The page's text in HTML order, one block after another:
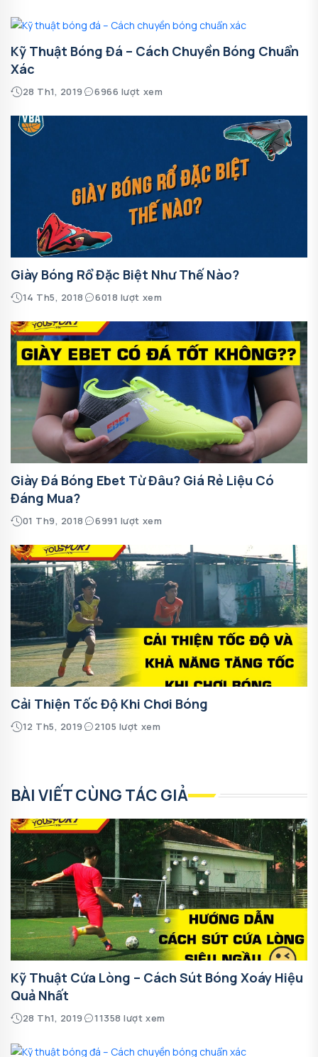
Kỹ Thuật Bóng Đá – Cách Chuyền Bóng Chuẩn
Xác
28 Th1, 2019 6966 lượt xem
Giày Bóng Rổ Đặc Biệt Như Thế Nào?
14 Th5, 2018 6018 lượt xem
Giày Đá Bóng Ebet Từ Đâu? Giá Rẻ Liệu Có
Đáng Mua?
01 Th9, 2018 6991 lượt xem
Cải Thiện Tốc Độ Khi Chơi Bóng
12 Th5, 2019 2105 lượt xem
BÀI VIẾT CÙNG TÁC GIẢ
Kỹ Thuật Cứa Lòng – Cách Sút Bóng Xoáy Hiệu
Quả Nhất
28 Th1, 2019 11358 lượt xem